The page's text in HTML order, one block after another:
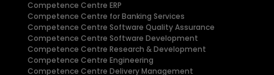
Competence Centre ERP
Competence Centre for Banking Services
Competence Centre Software Quality Assurance
Competence Centre Software Development
Competence Centre Research & Development
Competence Centre Engineering
Competence Centre Delivery Management